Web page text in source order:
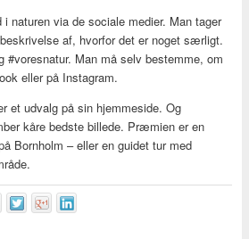
naturen via de sociale medier. Man tager
af, hvorfor det er noget særligt.
#voresnatur. Man må selv bestemme, om
eller på Instagram.
et udvalg på sin hjemmeside. Og
kåre bedste billede. Præmien er en
Bornholm – eller en guidet tur med